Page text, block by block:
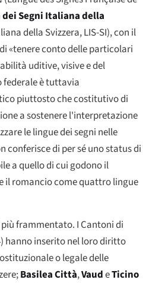
dei Segni Italiana della
della Svizzera, LIS-SI), con il
«tenere conto delle particolari
uditive, visive e del
federale è tuttavia
piuttosto che costitutivo di
a sostenere l'interpretazione
le lingue dei segni nelle
conferisce di per sé uno status di
a quello di cui godono il
il romancio come quattro lingue
frammentato. I Cantoni di
hanno inserito nel loro diritto
o legale delle
Basilea Città,VaudeTicino